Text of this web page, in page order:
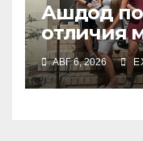
Ашдод
отличия
обороны
АВГ 6, 2026